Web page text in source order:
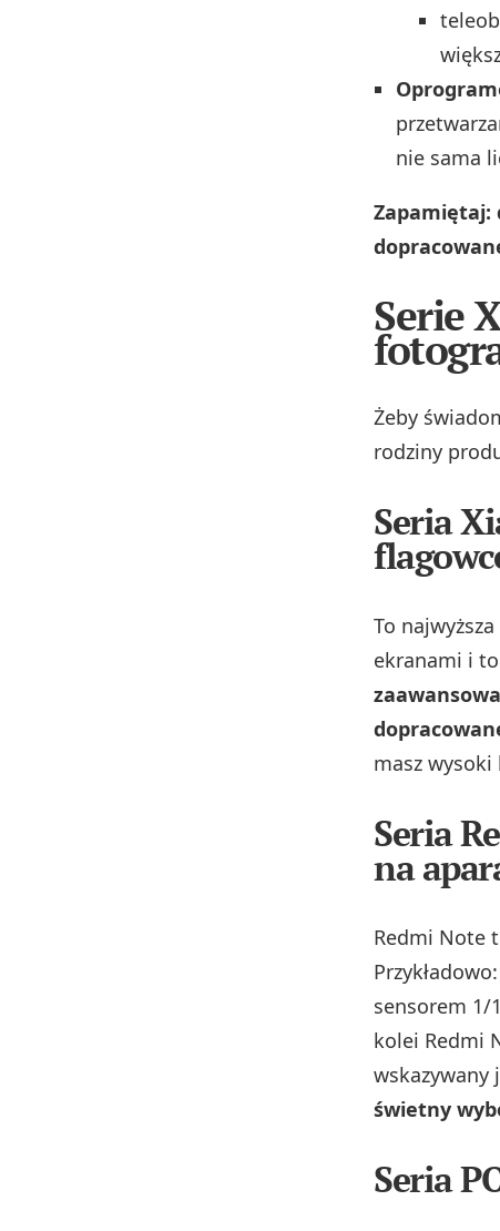
nie sama
Zapamiętaj:
Serie
Żeby
rodziny
Seria
To
ekranami i
masz
Seria
na
Redmi Note
Przykładowo:
sensorem 1/
kolei Redmi
wskazywany
świetny
Seria